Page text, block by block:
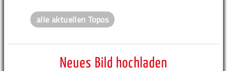
alle aktuellen Topos
Neues Bild hochladen